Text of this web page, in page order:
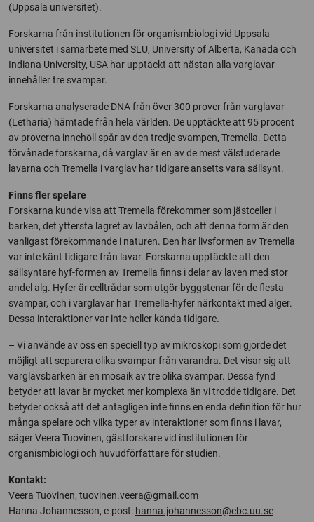
(Uppsala universitet).
Forskarna från institutionen för organismbiologi vid Uppsala
universitet i samarbete med SLU, University of Alberta, Kanada och
Indiana University, USA har upptäckt att nästan alla varglavar
innehåller tre svampar.
Forskarna analyserade DNA från över 300 prover från varglavar
(Letharia) hämtade från hela världen. De upptäckte att 95 procent
av proverna innehöll spår av den tredje svampen, Tremella. Detta
förvånade forskarna, då varglav är en av de mest välstuderade
lavarna och Tremella i varglav har tidigare ansetts vara sällsynt.
Finns fler spelare
Forskarna kunde visa att Tremella förekommer som jästceller i
barken, det yttersta lagret av lavbålen, och att denna form är den
vanligast förekommande i naturen. Den här livsformen av Tremella
var inte känt tidigare från lavar. Forskarna upptäckte att den
sällsyntare hyf-formen av Tremella finns i delar av laven med stor
andel alg. Hyfer är celltrådar som utgör byggstenar för de flesta
svampar, och i varglavar har Tremella-hyfer närkontakt med alger.
Dessa interaktioner var inte heller kända tidigare.
– Vi använde av oss en speciell typ av mikroskopi som gjorde det
möjligt att separera olika svampar från varandra. Det visar sig att
varglavsbarken är en mosaik av tre olika svampar. Dessa fynd
betyder att lavar är mycket mer komplexa än vi trodde tidigare. Det
betyder också att det antagligen inte finns en enda definition för hur
många spelare och vilka typer av interaktioner som finns i lavar,
säger Veera Tuovinen, gästforskare vid institutionen för
organismbiologi och huvudförfattare för studien.
Kontakt:
Veera Tuovinen, tuovinen.veera@gmail.com
Hanna Johannesson, e-post: hanna.johannesson@ebc.uu.se